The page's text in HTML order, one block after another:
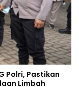
Polri, Pastikan
Limbah